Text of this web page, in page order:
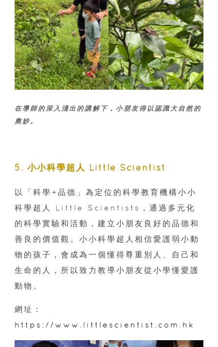
在導師的深入淺出的講解下，小朋友得以認識大自然的
奧妙。
5. 小小科學超人 Little Scientist
以「科學+品德」為定位的科學教育機構小小
科學超人 Little Scientists，通過多元化
的科學實驗和活動，建立小朋友良好的品德和
善良的價值觀。小小科學超人相信愛護弱小動
物的孩子，會成為一個懂得尊重別人、自己和
生命的人，所以致力教導小朋友從小學懂愛護
動物。
網址：
https://www.littlescientist.com.hk